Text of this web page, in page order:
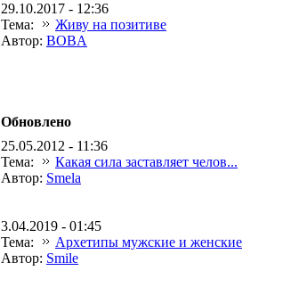
29.10.2017 - 12:36
Тема:
Живу на позитиве
Автор: BOBA
Обновлено
25.05.2012 - 11:36
Тема:
Какая сила заставляет челов...
Автор: Smela
3.04.2019 - 01:45
Тема:
Архетипы мужские и женские
Автор: Smile